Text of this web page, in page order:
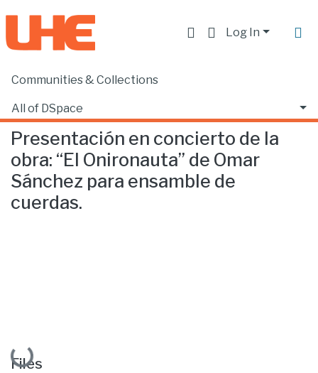
Log In
Communities & Collections
All of DSpace
Statistics
Home Escuela de Música
Presentación en concierto de la
obra: “El Onironauta” de Omar
Sánchez para ensamble de
cuerdas.
Loading...
Files